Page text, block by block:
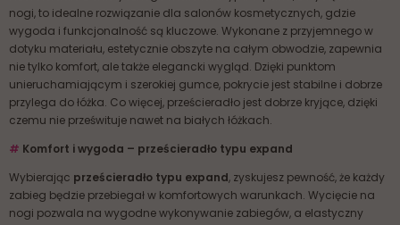
nogi, to idealne rozwiązanie dla salonów kosmetycznych, gdzie
wygoda i funkcjonalność są kluczowe. Wykonane z przyjemnego w
dotyku materiału, estetycznie obszyte na całym obwodzie, zapewnia
nie tylko komfort, ale także elegancki wygląd. Dzięki punktom
unieruchamiającym i szerokiej gumce, pokrycie jest stabilne i dobrze
przylega do łóżka. Co więcej, prześcieradło jest dobrze kryjące, dzięki
czemu nie prześwituje nawet na białych łóżkach.
# Komfort i wygoda – prześcieradło typu expand
Wybierając prześcieradło typu expand, zyskujesz pewność, że każdy
zabieg będzie przebiegał w komfortowych warunkach. Wycięcie na
nogi pozwala na wygodne wykonywanie zabiegów, a elastyczny